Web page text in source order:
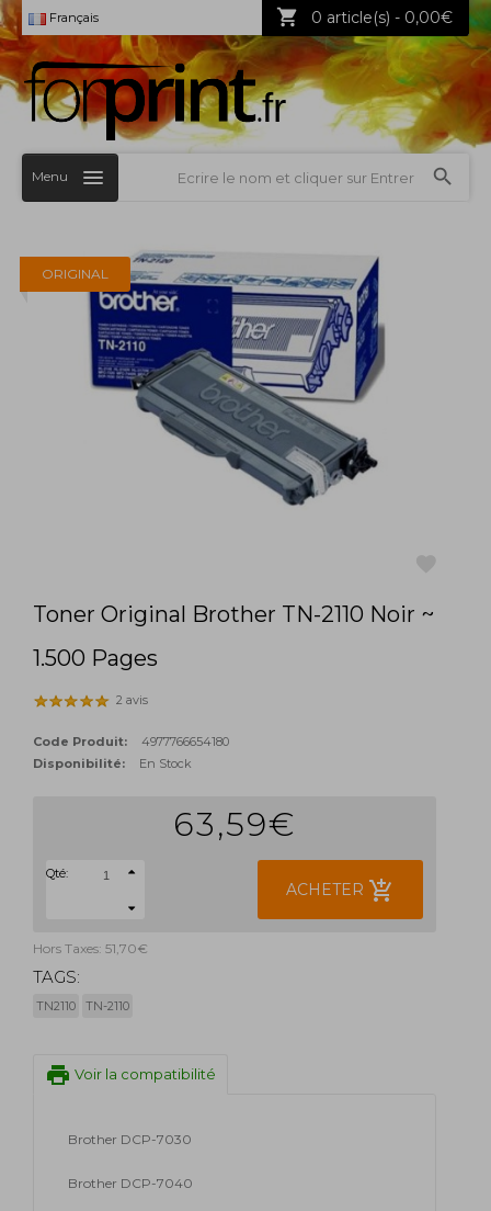
Français 0 article(s) - 0,00€
Menu
ORIGINAL
Toner Original Brother TN-2110 Noir ~
1.500 Pages
2 avis
Code Produit:
4977766654180
Disponibilité:
En Stock
63,59€
Qté:
ACHETER add_shopping_cart
Hors Taxes: 51,70€
TAGS:
TN2110 TN-2110
print Voir la compatibilité
Brother DCP-7030
Brother DCP-7040